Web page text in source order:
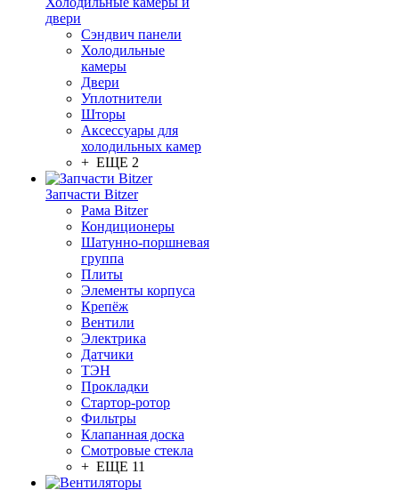
двери
Сэндвич панели
Холодильные
камеры
Двери
Уплотнители
Шторы
Аксессуары для
холодильных камер
+ ЕЩЕ 2
Запчасти Bitzer
Рама Bitzer
Кондиционеры
Шатунно-поршневая
группа
Плиты
Элементы корпуса
Крепёж
Вентили
Электрика
Датчики
ТЭН
Прокладки
Стартор-ротор
Фильтры
Клапанная доска
Смотровые стекла
+ ЕЩЕ 11